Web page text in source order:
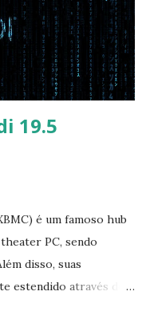
boot pela USB, depois
as opções acima são
19.5
é um famoso hub
PC, sendo
disso, suas
estendido através de